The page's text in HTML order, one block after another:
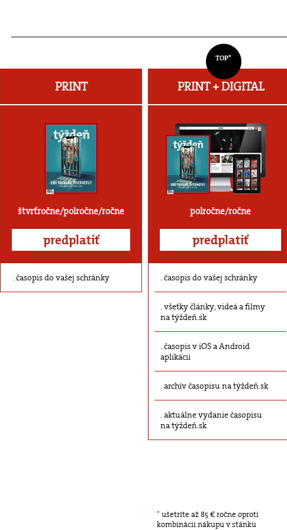
PRINT
štvrťročne/polročne/ročne
predplatiť
časopis do vašej schránky
TOP*
PRINT + DIGITAL
polročne/ročne
predplatiť
časopis do vašej schránky
všetky články, videá a filmy
na týždeň.sk
časopis v iOS a Android
aplikácii
archív časopisu na týždeň.sk
aktuálne vydanie časopisu
na týždeň.sk
* ušetríte až 85 € ročne oproti
kombinácii nákupu v stánku